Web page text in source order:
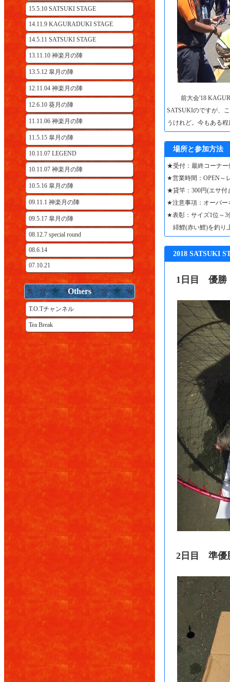
15.5.10 SATSUKI STAGE
14.11.9 KAGURADUKI STAGE
14.5.11 SATSUKI STAGE
13.11.10 神楽月の陣
13.5.12 皐月の陣
12.11.04 神楽月の陣
12.6.10 葵月の陣
11.11.06 神楽月の陣
11.5.15 皐月の陣
10.11.07 LEGEND
10.11.07 神楽月の陣
10.5.16 皐月の陣
09.11.1 神楽月の陣
09.5.17 皐月の陣
08.12.7 special round
08.6.14
07.10.21
Others
T.O.Tチャンネル
Tea Break
前大会'18
SATSUKIのですが、
うけれど。今もある
場所と参加方法
★受付：最終コーナー
★営業時間：OPEN～
★貸竿：300円(エサ
★注意事項：オーバー
★表彰：サイズ1位～3
緋鯉(赤い鯉)を釣り
2018 SATSUKI
1日目 優勝
2日目 準優